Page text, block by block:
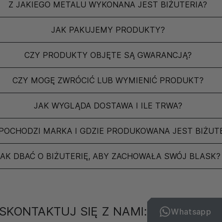
Z JAKIEGO METALU WYKONANA JEST BIŻUTERIA?
JAK PAKUJEMY PRODUKTY?
CZY PRODUKTY OBJĘTE SĄ GWARANCJĄ?
CZY MOGĘ ZWRÓCIĆ LUB WYMIENIĆ PRODUKT?
JAK WYGLĄDA DOSTAWA I ILE TRWA?
MARKA I GDZIE PRODUKOWANA JEST
DBAĆ O BIŻUTERIĘ, ABY ZACHOWAŁA SWÓJ BLASK?
SIĘ Z NAMI: Whatsapp